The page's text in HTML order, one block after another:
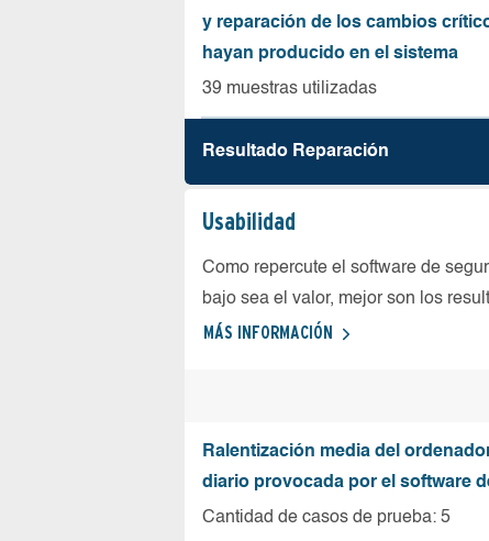
y reparación de los cambios
hayan producido en el sistema
39 muestras utilizadas
Resultado Reparación
Usabilidad
Como repercute el software de
bajo sea el valor, mejor son los
MÁS INFORMACIÓN
Ralentización media del
diario provocada por el software
Cantidad de casos de prueba: 5